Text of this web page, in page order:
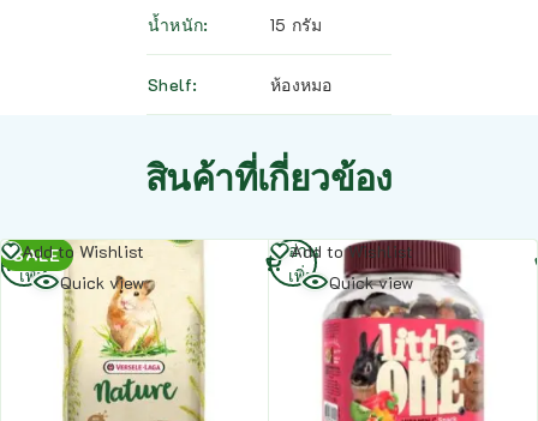
น้ำหนัก 15 กรัม
Shelf ห้องหมอ
สินค้าที่เกี่ยวข้อง
SALE
Add to Wishlist
Quick view
อ่าน
เพิ่ม
Add to Wishlist
Quick view
อ่าน
เพิ่ม